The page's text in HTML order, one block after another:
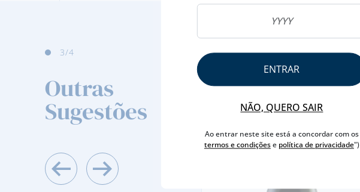
4/4
Outras
Sugestões
ENTRAR
NÃO, QUERO SAIR
Ao entrar neste site está a concordar com os
termos e condiçõese política de privacidade")